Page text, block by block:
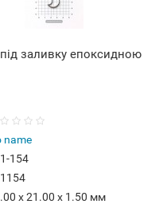
заливку епоксидною
name
154
x 21.00 x 1.50 мм